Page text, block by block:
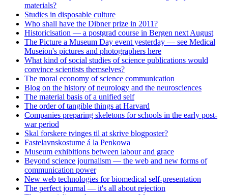
materials?
Studies in disposable culture
Who shall have the Dibner prize in 2011?
Historicisation — a postgrad course in Bergen next August
The Picture a Museum Day event yesterday — see Medical
Museion's pictures and photographers here
What kind of social studies of science publications would
convince scientists themselves?
The moral economy of science communication
Blog on the history of neurology and the neurosciences
The material basis of a unified self
The order of tangible things at Harvard
Companies preparing skeletons for schools in the early post-
war period
Skal forskere tvinges til at skrive blogposter?
Fastelavnskostume á la Penkowa
Museum exhibitions between labour and grace
Beyond science journalism — the web and new forms of
communication power
New web technologies for biomedical self-presentation
The perfect journal — it's all about rejection